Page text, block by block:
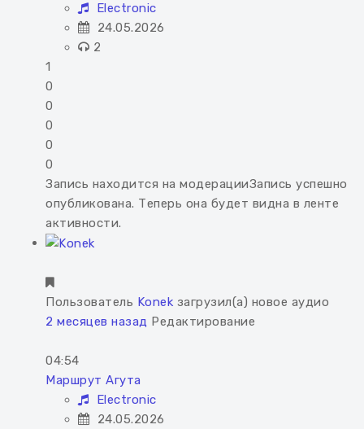
Electronic
24.05.2026
2
1
0
0
0
0
0
Запись находится на модерацииЗапись успешно
опубликована. Теперь она будет видна в ленте
активности.
Пользователь Konek загрузил(а) новое аудио
2 месяцев назад Редактирование
04:54
Маршрут Агута
Electronic
24.05.2026